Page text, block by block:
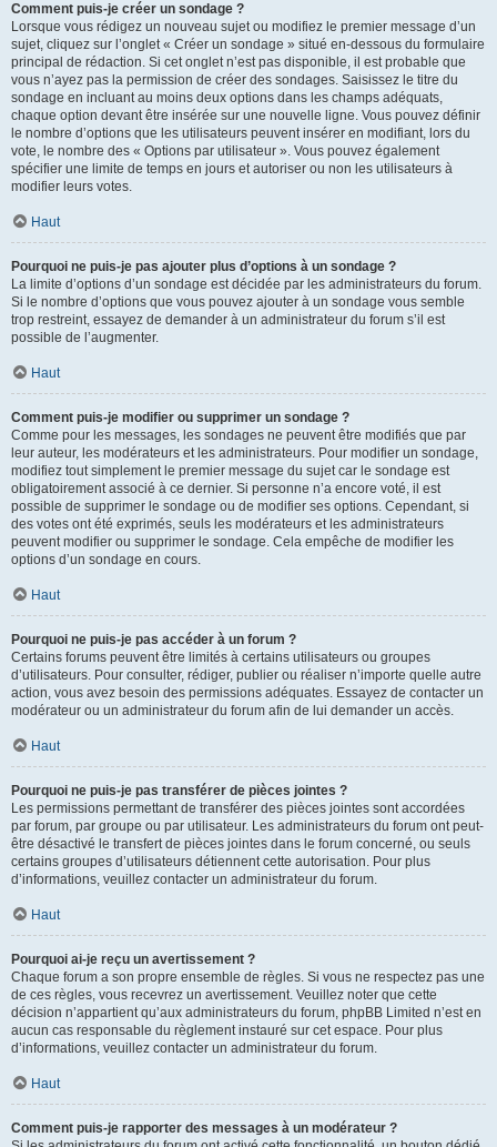
Comment puis-je créer un sondage ?
Lorsque vous rédigez un nouveau sujet ou modifiez le premier message d’un
sujet, cliquez sur l’onglet « Créer un sondage » situé en-dessous du formulaire
principal de rédaction. Si cet onglet n’est pas disponible, il est probable que
vous n’ayez pas la permission de créer des sondages. Saisissez le titre du
sondage en incluant au moins deux options dans les champs adéquats,
chaque option devant être insérée sur une nouvelle ligne. Vous pouvez définir
le nombre d’options que les utilisateurs peuvent insérer en modifiant, lors du
vote, le nombre des « Options par utilisateur ». Vous pouvez également
spécifier une limite de temps en jours et autoriser ou non les utilisateurs à
modifier leurs votes.
Haut
Pourquoi ne puis-je pas ajouter plus d’options à un sondage ?
La limite d’options d’un sondage est décidée par les administrateurs du forum.
Si le nombre d’options que vous pouvez ajouter à un sondage vous semble
trop restreint, essayez de demander à un administrateur du forum s’il est
possible de l’augmenter.
Haut
Comment puis-je modifier ou supprimer un sondage ?
Comme pour les messages, les sondages ne peuvent être modifiés que par
leur auteur, les modérateurs et les administrateurs. Pour modifier un sondage,
modifiez tout simplement le premier message du sujet car le sondage est
obligatoirement associé à ce dernier. Si personne n’a encore voté, il est
possible de supprimer le sondage ou de modifier ses options. Cependant, si
des votes ont été exprimés, seuls les modérateurs et les administrateurs
peuvent modifier ou supprimer le sondage. Cela empêche de modifier les
options d’un sondage en cours.
Haut
Pourquoi ne puis-je pas accéder à un forum ?
Certains forums peuvent être limités à certains utilisateurs ou groupes
d’utilisateurs. Pour consulter, rédiger, publier ou réaliser n’importe quelle autre
action, vous avez besoin des permissions adéquates. Essayez de contacter un
modérateur ou un administrateur du forum afin de lui demander un accès.
Haut
Pourquoi ne puis-je pas transférer de pièces jointes ?
Les permissions permettant de transférer des pièces jointes sont accordées
par forum, par groupe ou par utilisateur. Les administrateurs du forum ont peut-
être désactivé le transfert de pièces jointes dans le forum concerné, ou seuls
certains groupes d’utilisateurs détiennent cette autorisation. Pour plus
d’informations, veuillez contacter un administrateur du forum.
Haut
Pourquoi ai-je reçu un avertissement ?
Chaque forum a son propre ensemble de règles. Si vous ne respectez pas une
de ces règles, vous recevrez un avertissement. Veuillez noter que cette
décision n’appartient qu’aux administrateurs du forum, phpBB Limited n’est en
aucun cas responsable du règlement instauré sur cet espace. Pour plus
d’informations, veuillez contacter un administrateur du forum.
Haut
Comment puis-je rapporter des messages à un modérateur ?